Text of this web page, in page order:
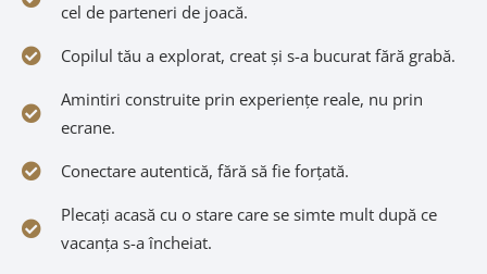
cel de parteneri de joacă.
Copilul tău a explorat, creat și s-a bucurat fără grabă.
Amintiri construite prin experiențe reale, nu prin
ecrane.
Conectare autentică, fără să fie forțată.
Plecați acasă cu o stare care se simte mult după ce
vacanța s-a încheiat.